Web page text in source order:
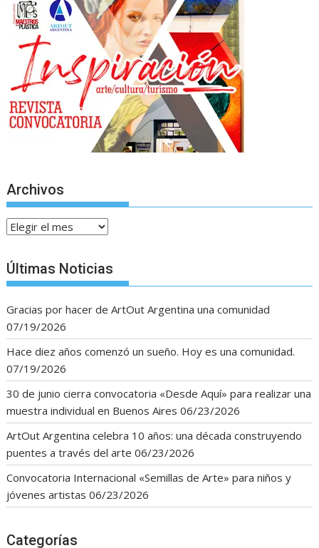
Archivos
Archivos
Últimas Noticias
Gracias por hacer de ArtOut Argentina una comunidad
07/19/2026
Hace diez años comenzó un sueño. Hoy es una comunidad.
07/19/2026
30 de junio cierra convocatoria «Desde Aquí» para realizar una
muestra individual en Buenos Aires 06/23/2026
ArtOut Argentina celebra 10 años: una década construyendo
puentes a través del arte 06/23/2026
Convocatoria Internacional «Semillas de Arte» para niños y
jóvenes artistas 06/23/2026
Categorías